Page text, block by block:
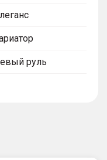
руль